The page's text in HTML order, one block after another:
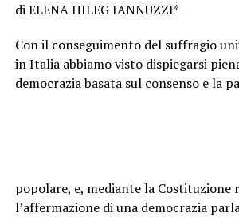
di ELENA HILEG IANNUZZI*
Con il conseguimento del suffragio
in Italia abbiamo visto dispiegarsi
democrazia basata sul consenso e la
popolare, e, mediante la Costituzione
l’affermazione di una democrazia